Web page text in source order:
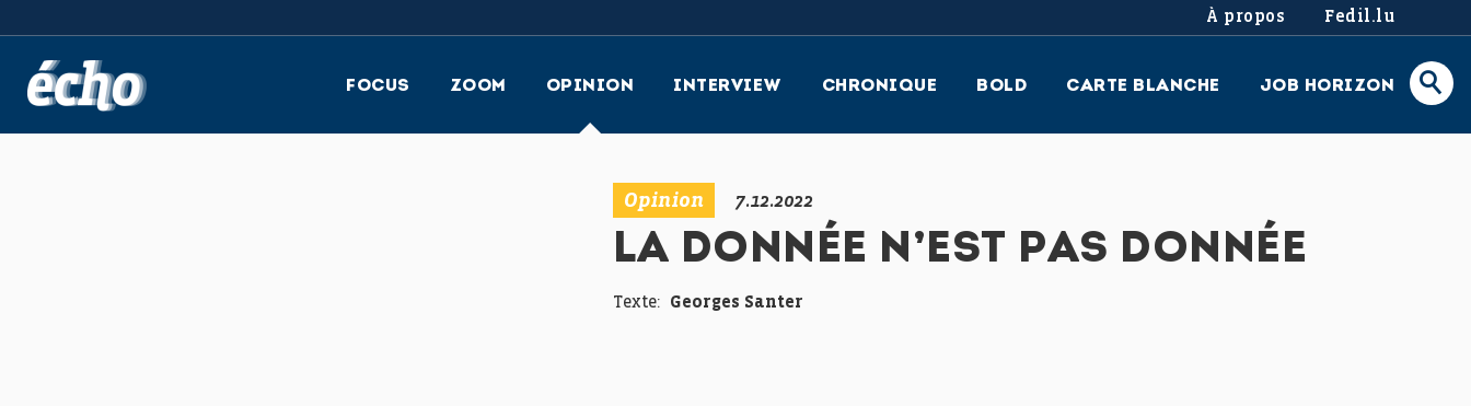
À propos Fedil.lu
FOCUS ZOOM OPINION INTERVIEW CHRONIQUE BOLD CARTE BLANCHE JOB HORIZON
Opinion 7.12.2022
LA DONNÉE N’EST PAS DONNÉE
Texte: Georges Santer